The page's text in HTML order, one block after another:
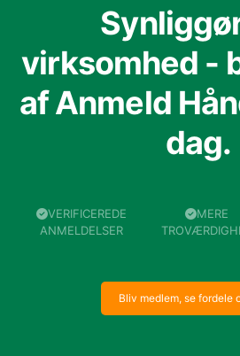
virksomhed -
af Anmeld
dag.
VERIFICEREDE
ANMELDELSER
MERE
Bliv medlem, se fordele